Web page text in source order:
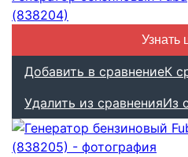
(838204)
Узнать
Добавить в сравнениеК
Удалить из сравненияИз